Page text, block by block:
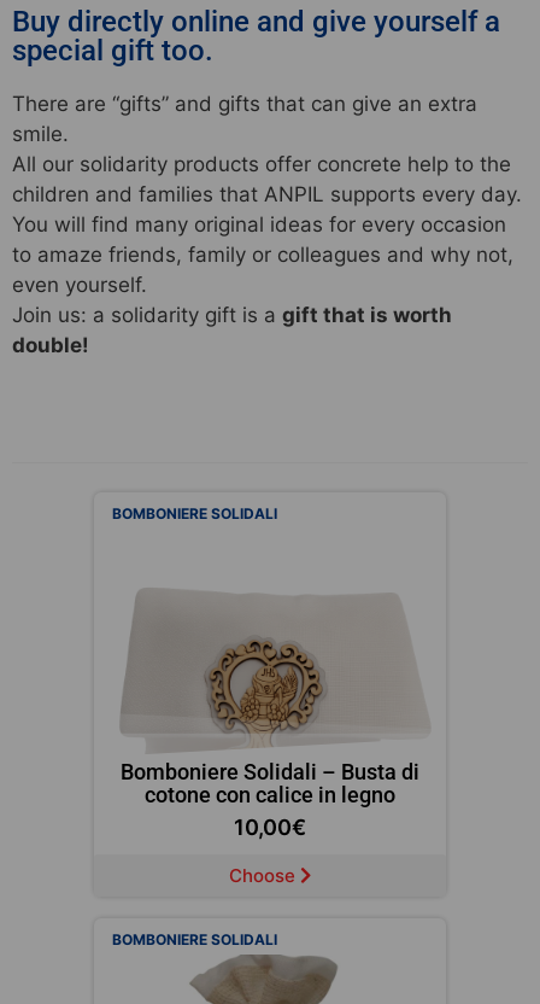
Buy directly online and give yourself a
special gift too.
There are “gifts” and gifts that can give an extra
smile.
All our solidarity products offer concrete help to the
children and families that ANPIL supports every day.
You will find many original ideas for every occasion
to amaze friends, family or colleagues and why not,
even yourself.
Join us: a solidarity gift is a gift that is worth
double!
BOMBONIERE SOLIDALI
Bomboniere Solidali – Busta di
cotone con calice in legno
10,00€
Choose
BOMBONIERE SOLIDALI